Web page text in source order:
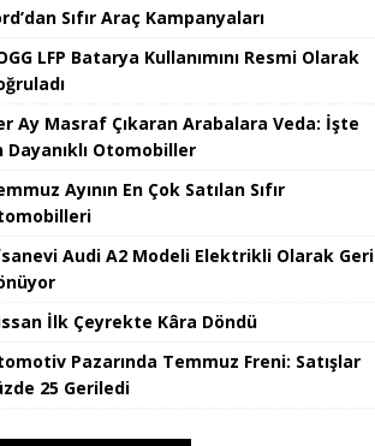
Sıfır Araç Kampanyaları
LFP Batarya Kullanımını Resmi Olarak
Ay Masraf Çıkaran Arabalara Veda: İşte
Dayanıklı Otomobiller
Ayının En Çok Satılan Sıfır
Audi A2 Modeli Elektrikli Olarak Geri
İlk Çeyrekte Kâra Döndü
Pazarında Temmuz Freni: Satışlar
25 Geriledi